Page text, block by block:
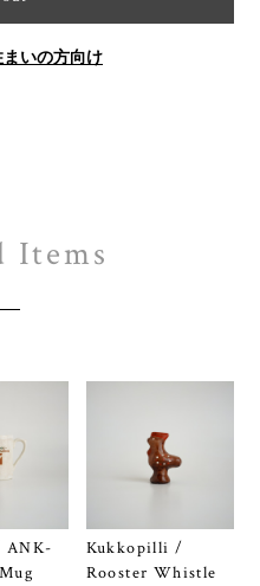
まいの方向け
Items
ANK-
Kukkopilli /
Rooster Whistle